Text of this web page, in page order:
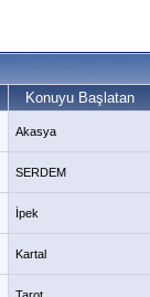
Konuyu Başlatan
Akasya
SERDEM
İpek
Kartal